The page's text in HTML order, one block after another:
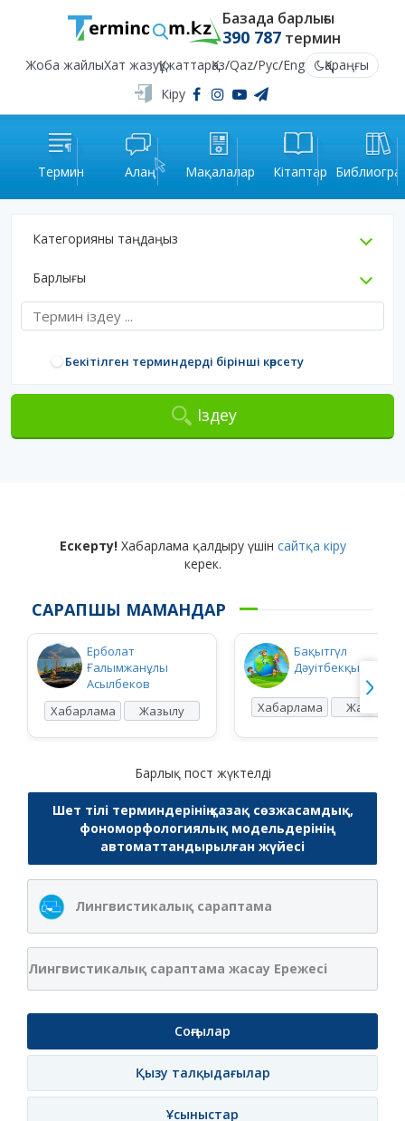
Базада барлығы
390 787термин
Жоба жайлыХат жазуҚұжаттарҚаз/Qaz/Рус/Eng
Қараңғы
Кіру
Термин Алаң Мақалалар Кітаптар
Категорияны таңдаңыз
Барлығы
Бекітілген терминдерді бірінші көрсету
Іздеу
Ескерту!Хабарлама қалдыру үшін сайтқа кіру
керек.
САРАПШЫ МАМАНДАР
Ерболат
Ғалымжанұлы
Асылбеков
Хабарлама
Жазылу
Бақытгүл
Дәуітбекқызы
Хабарлама Жазылу
Барлық пост жүктелді
Шет тілі терминдерінің қазақ сөзжасамдық,
фономорфологиялық модельдерінің
автоматтандырылған жүйесі
Лингвистикалық сараптама
Лингвистикалық сараптама жасау Ережесі
Соңғылар
Қызу талқыдағылар
Ұсыныстар